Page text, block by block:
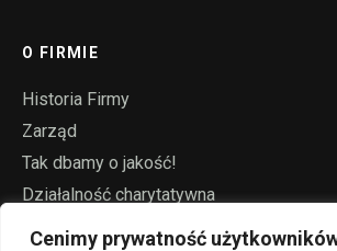
Cenimy prywatność
O FIRMIE
Historia Firmy
Zarząd
Tak dbamy o jakość!
Działalność charytatywna
Filmy